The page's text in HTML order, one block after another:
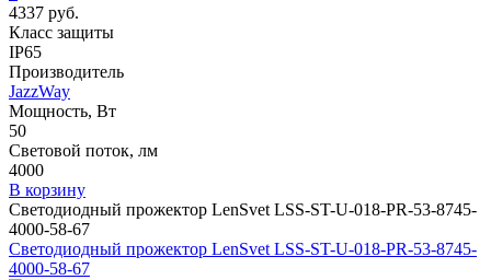
4337 руб.
Класс защиты
IP65
Производитель
JazzWay
Мощность, Вт
50
Световой поток, лм
4000
В корзину
Светодиодный прожектор LenSvet LSS-ST-U-018-PR-53-8745-
4000-58-67
Светодиодный прожектор LenSvet LSS-ST-U-018-PR-53-8745-
4000-58-67